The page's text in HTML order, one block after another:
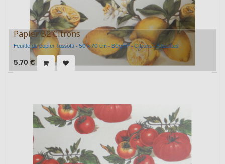
Papier B2 Citrons
Feuille de papier Tassotti - 50 x 70 cm - 80g/m² - Citrons - 3 feuilles
5,70 €